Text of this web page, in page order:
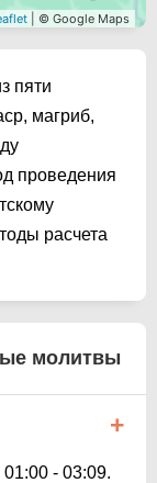
| © Google Maps
пяти
магриб,
проведения
расчета
молитвы
01:00 - 03:09.